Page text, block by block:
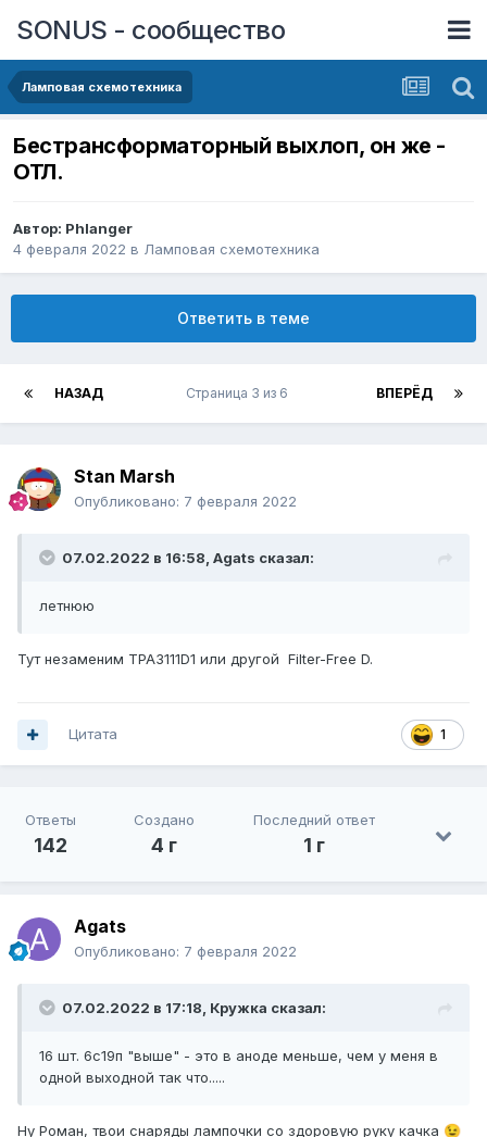
SONUS - сообщество
Ламповая схемотехника
Бестрансформаторный выхлоп, он же -
ОТЛ.
Автор: Phlanger
4 февраля 2022 в Ламповая схемотехника
Ответить в теме
НАЗАД ВПЕРЁД
Страница 3 из 6
Stan Marsh
Опубликовано: 7 февраля 2022
07.02.2022 в 16:58, Agats сказал:
летнюю
Тут незаменим TPA3111D1 или другой Filter-Free D.
1
Цитата
Ответы
142
Создано
4 г
Последний ответ
1 г
Agats
Опубликовано: 7 февраля 2022
07.02.2022 в 17:18, Кружка сказал:
16 шт. 6с19п "выше" - это в аноде меньше, чем у меня в
одной выходной так что.....
Ну Роман, твои снаряды лампочки со здоровую руку качка 😉